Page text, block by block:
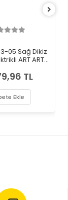
05 Sağ Dikiz
ART ART-
TL
Ekle